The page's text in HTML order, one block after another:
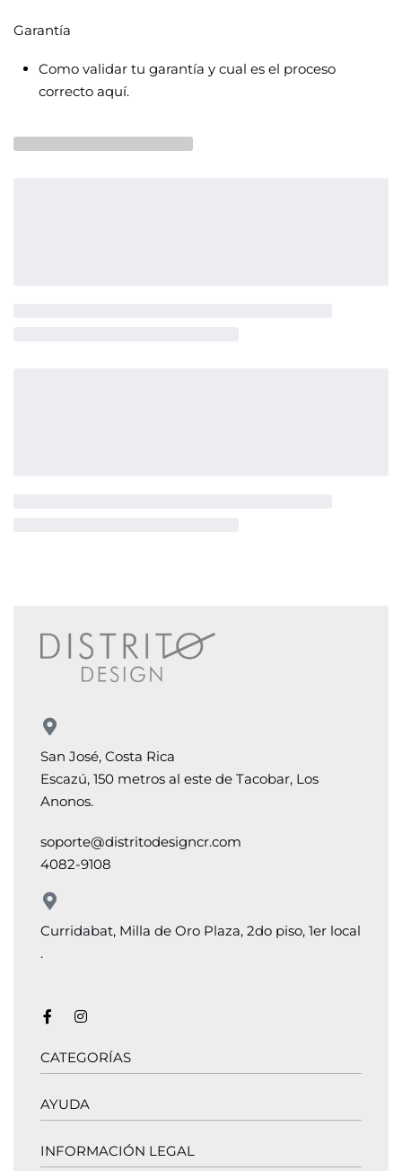
Garantía
Como validar tu garantía y cual es el proceso
correctoaquí.
San José, Costa Rica
Escazú, 150 metros al este de Tacobar, Los
Anonos.
soporte@distritodesigncr.com
4082-9108
Curridabat, Milla de Oro Plaza, 2do piso, 1er local
.
CATEGORÍAS
Salas
Butacas
AYUDA
¿Cómo medir tu sofá?
INFORMACIÓN LEGAL